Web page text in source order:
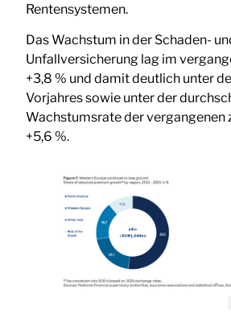
Rentensystemen.
Das Wachstum in der Schaden-
Unfallversicherung lag im
+3,8 % und damit deutlich unter
Vorjahres sowie unter der
Wachstumsrate der vergangenen
+5,6 %.